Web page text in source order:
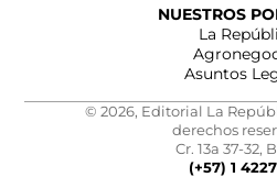
NUESTROS
La
Asuntos
© 2026, Editorial La
derechos
Cr. 13a 37-32,
(+57) 1